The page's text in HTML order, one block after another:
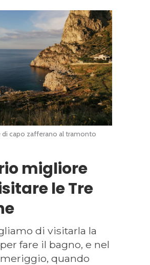
di capo zafferano al tramonto
migliore
le Tre
di visitarla la
fare il bagno, e nel
quando